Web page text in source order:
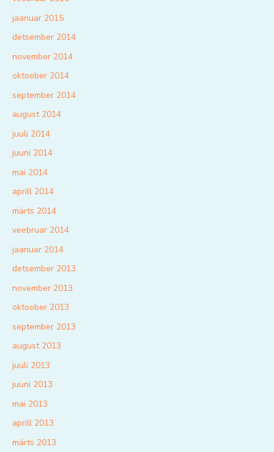
jaanuar 2015
detsember 2014
november 2014
oktoober 2014
september 2014
august 2014
juuli 2014
juuni 2014
mai 2014
aprill 2014
märts 2014
veebruar 2014
jaanuar 2014
detsember 2013
november 2013
oktoober 2013
september 2013
august 2013
juuli 2013
juuni 2013
mai 2013
aprill 2013
märts 2013